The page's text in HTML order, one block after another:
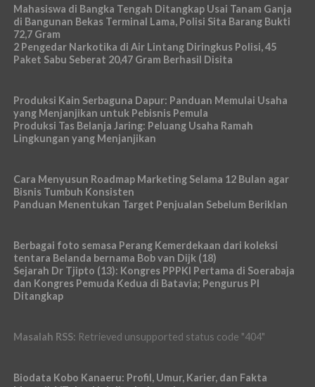
Mahasiswa di Bangka Tengah Ditangkap Usai Tanam Ganja
di Bangunan Bekas Terminal Lama, Polisi Sita Barang Bukti
72,7 Gram
2 Pengedar Narkotika di Air Lintang Diringkus Polisi, 45
Paket Sabu Seberat 20,47 Gram Berhasil Disita
Produksi Kain Serbaguna Dapur: Panduan Memulai Usaha
yang Menjanjikan untuk Pebisnis Pemula
Produksi Tas Belanja Jaring: Peluang Usaha Ramah
Lingkungan yang Menjanjikan
Cara Menyusun Roadmap Marketing Selama 12 Bulan agar
Bisnis Tumbuh Konsisten
Panduan Menentukan Target Penjualan Sebelum Beriklan
Berbagai foto semasa Perang Kemerdekaan dari koleksi
tentara Belanda bernama Bob van Dijk (18)
Sejarah Dr Tjipto (13): Kongres PPPKI Pertama di Soerabaja
dan Kongres Pemuda Kedua di Batavia; Pengurus PI
Ditangkap
Masalah RSS: Retrieved unsupported status code "404"
Biodata Kobo Kanaeru: Profil, Umur, Karier, dan Fakta